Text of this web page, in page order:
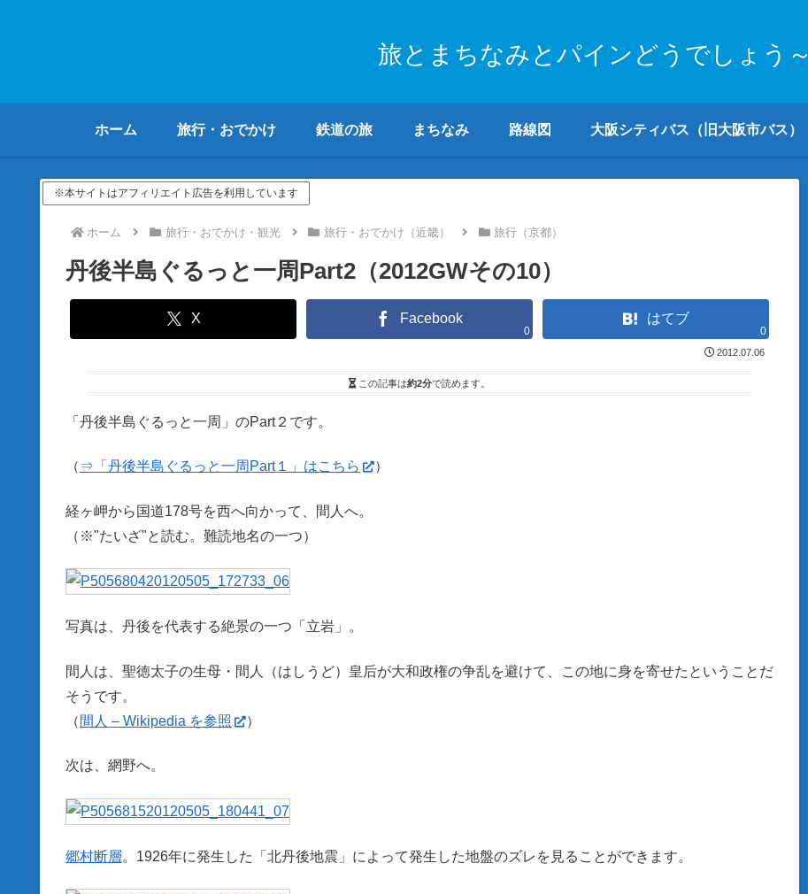
旅とまちなみとパインどうでしょう～
ホーム 旅行・おでかけ 鉄道の旅 まちなみ 路線図 大阪シティバス（旧大阪市バス）
※本サイトはアフィリエイト広告を利用しています
ホーム 旅行・おでかけ・観光 旅行・おでかけ（近畿） 旅行（京都）
丹後半島ぐるっと一周Part2（2012GWその10）
X Facebook
0
はてブ
0
2012.07.06
この記事は約2分で読めます。
「丹後半島ぐるっと一周」のPart２です。
（ ⇒「丹後半島ぐるっと一周Part１」はこちら ）
経ヶ岬から国道178号を西へ向かって、間人へ。
（※"たいざ"と読む。難読地名の一つ）
写真は、丹後を代表する絶景の一つ「立岩」。
間人は、聖徳太子の生母・間人（はしうど）皇后が大和政権の争乱を避けて、この地に身を寄せたということだ
そうです。
（ 間人 – Wikipedia を参照 ）
次は、網野へ。
郷村断層。1926年に発生した「北丹後地震」によって発生した地盤のズレを見ることができます。